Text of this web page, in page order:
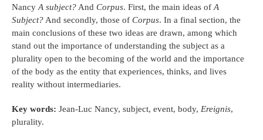
Nancy A subject? And Corpus. First, the main ideas of A
Subject? And secondly, those of Corpus. In a final section, the
main conclusions of these two ideas are drawn, among which
stand out the importance of understanding the subject as a
plurality open to the becoming of the world and the importance
of the body as the entity that experiences, thinks, and lives
reality without intermediaries.
Key words: Jean-Luc Nancy, subject, event, body, Ereignis,
plurality.